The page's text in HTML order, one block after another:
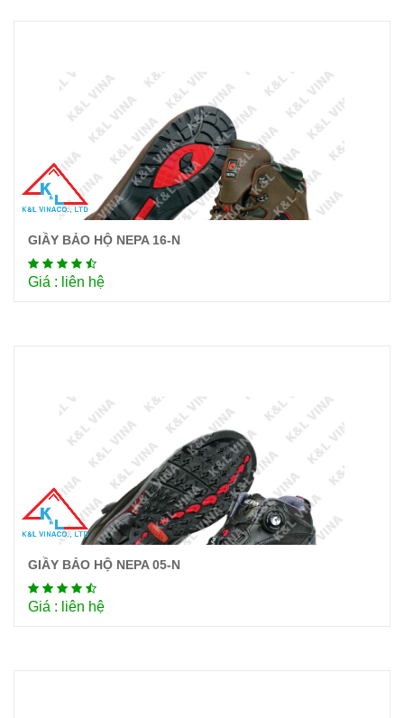
GIẦY BẢO HỘ NEPA 16-N
Giá : liên hệ
GIẦY BẢO HỘ NEPA 05-N
Giá : liên hệ